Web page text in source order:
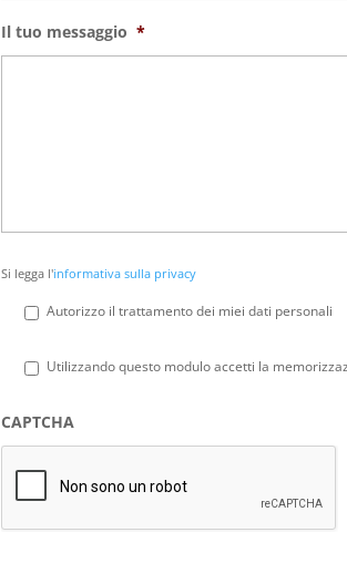
Il tuo messaggio *
Si
legga
l'informativa
Si legga l'informativa sulla privacy
Autorizzo il trattamento dei miei dati personali
Privacy *
Utilizzando questo modulo accetti la
CAPTCHA